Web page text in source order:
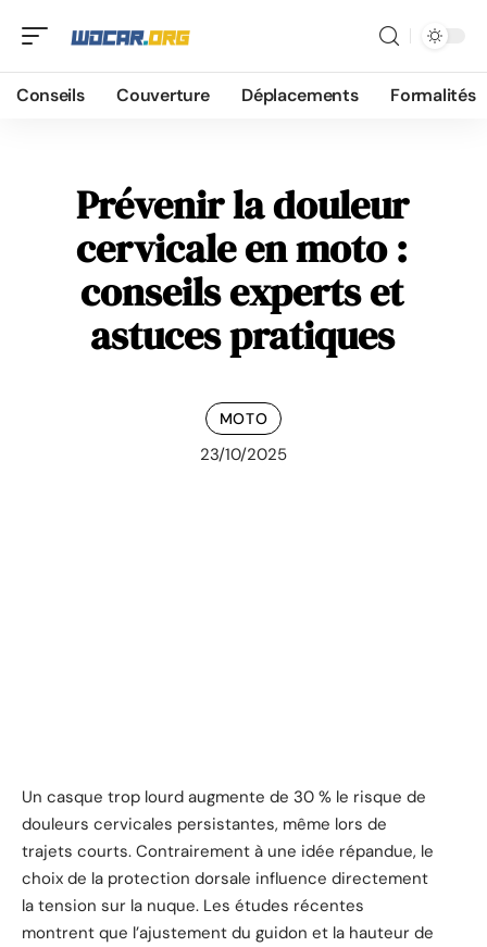
Conseils Couverture Déplacements Formalités
Prévenir la douleur
cervicale en moto :
conseils experts et
astuces pratiques
MOTO
23/10/2025
Un casque trop lourd augmente de 30 % le risque de
douleurs cervicales persistantes, même lors de
trajets courts. Contrairement à une idée répandue, le
choix de la protection dorsale influence directement
la tension sur la nuque. Les études récentes
montrent que l’ajustement du guidon et la hauteur de